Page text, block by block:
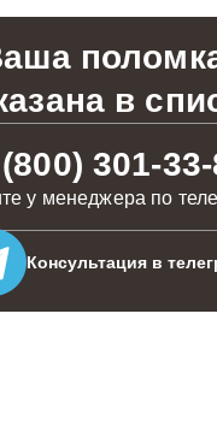
в
301-
у менеджера по
Консультация в